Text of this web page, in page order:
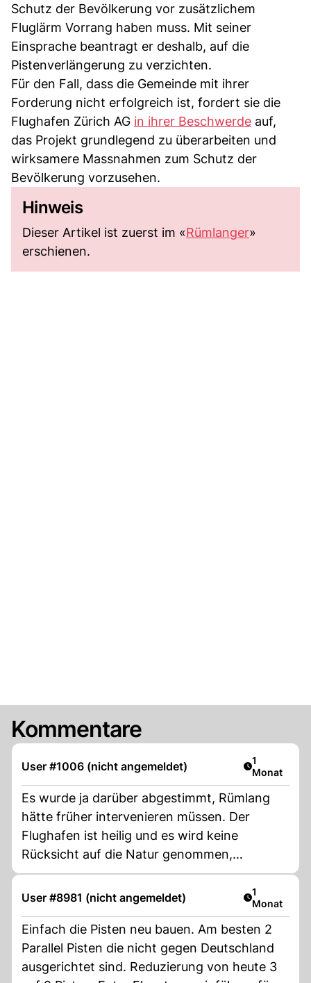
Schutz der Bevölkerung vor zusätzlichem
Fluglärm Vorrang haben muss. Mit seiner
Einsprache beantragt er deshalb, auf die
Pistenverlängerung zu verzichten.
Für den Fall, dass die Gemeinde mit ihrer
Forderung nicht erfolgreich ist, fordert sie die
Flughafen Zürich AG in ihrer Beschwerde auf,
das Projekt grundlegend zu überarbeiten und
wirksamere Massnahmen zum Schutz der
Bevölkerung vorzusehen.
Hinweis
Dieser Artikel ist zuerst im «Rümlanger»
erschienen.
Kommentare
User #1006 (nicht angemeldet) Artikel
1
Monat
Es wurde ja darüber abgestimmt, Rümlang
hätte früher intervenieren müssen. Der
Flughafen ist heilig und es wird keine
Rücksicht auf die Natur genommen,
Feuchtgebiete werden trocken gelegt,
Wälder abgeholzt.
User #8981 (nicht angemeldet) Artikel
1
Monat
Einfach die Pisten neu bauen. Am besten 2
Parallel Pisten die nicht gegen Deutschland
ausgerichtet sind. Reduzierung von heute 3